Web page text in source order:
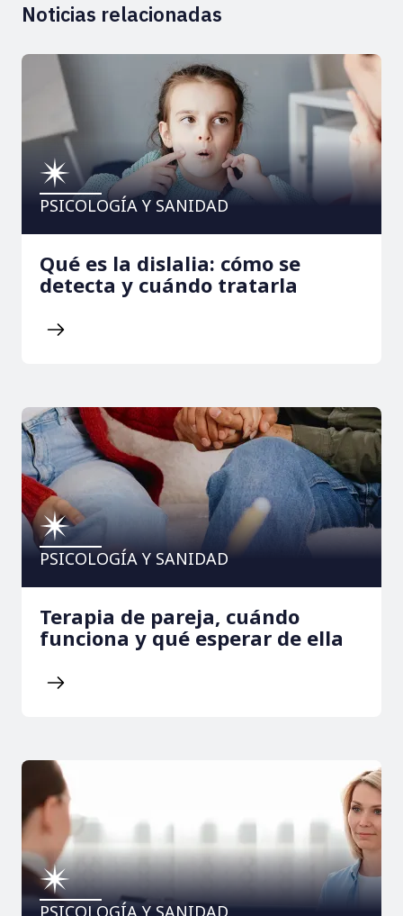
Noticias relacionadas
PSICOLOGÍA Y SANIDAD
Qué es la dislalia: cómo se
detecta y cuándo tratarla
PSICOLOGÍA Y SANIDAD
Terapia de pareja, cuándo
funciona y qué esperar de ella
PSICOLOGÍA Y SANIDAD